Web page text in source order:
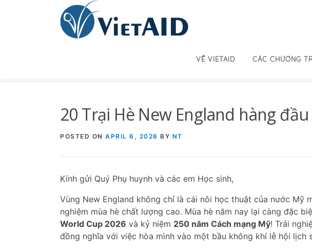
VỀ VIETAID CÁC CHƯƠNG
20 Trại Hè New England hàng
POSTED ON APRIL 6, 2026 BY NT
Kính gửi Quý Phụ huynh và các em Học sinh,
Vùng New England không chỉ là cái nôi học thuật của nước Mỹ
nghiệm mùa hè chất lượng cao. Mùa hè năm nay lại càng đặc
World Cup 2026 và kỷ niệm 250 năm Cách mạng Mỹ! Trải
đồng nghĩa với việc hòa mình vào một bầu không khí lễ hội lịch